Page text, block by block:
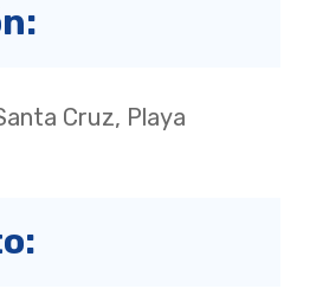
Cruz, Playa